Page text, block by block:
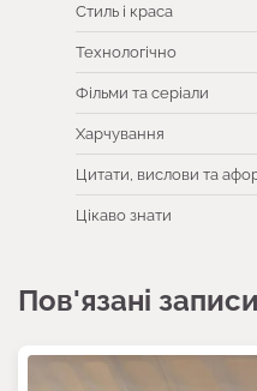
Стиль і краса
Технологічно
Фільми та серіали
Харчування
Цитати, вислови та
Цікаво знати
Пов'язані записи